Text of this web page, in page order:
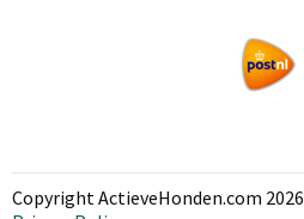
Copyright ActieveHonden.com 2026